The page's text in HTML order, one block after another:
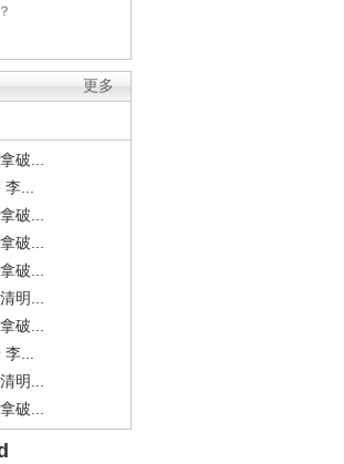
更多
破...
...
破...
破...
破...
明...
破...
...
明...
破...